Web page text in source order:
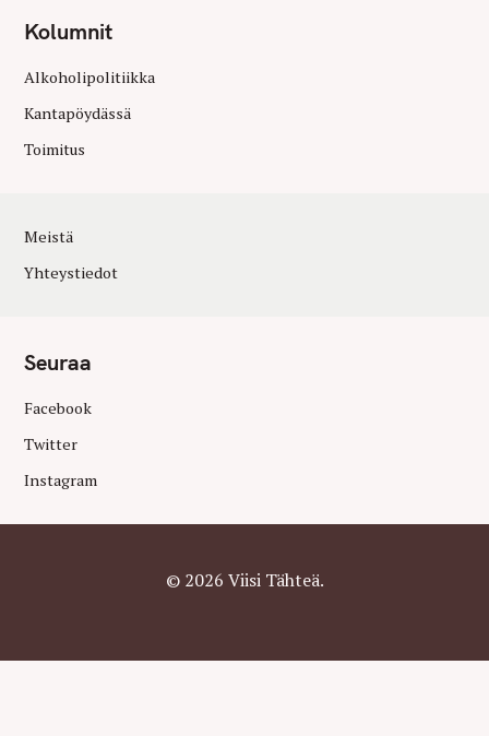
Kolumnit
Alkoholipolitiikka
Kantapöydässä
Toimitus
Meistä
Yhteystiedot
Seuraa
Facebook
Twitter
Instagram
© 2026 Viisi Tähteä.